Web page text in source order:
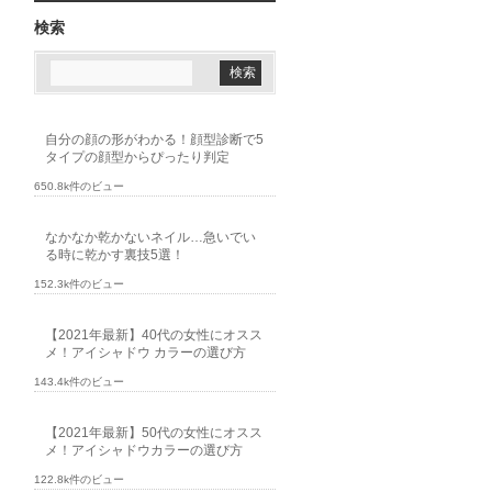
検索
自分の顔の形がわかる！顔型診断で5
タイプの顔型からぴったり判定
650.8k件のビュー
なかなか乾かないネイル…急いでい
る時に乾かす裏技5選！
152.3k件のビュー
【2021年最新】40代の女性にオスス
メ！アイシャドウ カラーの選び方
143.4k件のビュー
【2021年最新】50代の女性にオスス
メ！アイシャドウカラーの選び方
122.8k件のビュー